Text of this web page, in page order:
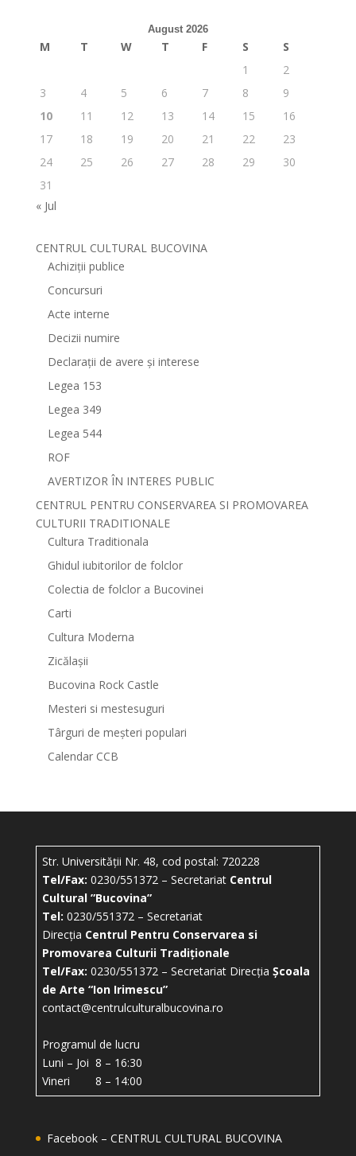
August 2026
M T W T F S
S
1
2
3
4 5 6 7 8
9
10
11 12 13 14 15
16
17
18 19 20 21 22
23
24
25 26 27 28 29
30
31
« Jul
CENTRUL CULTURAL BUCOVINA
Achiziții publice
Concursuri
Acte interne
Decizii numire
Declarații de avere și interese
Legea 153
Legea 349
Legea 544
ROF
AVERTIZOR ÎN INTERES PUBLIC
CENTRUL PENTRU CONSERVAREA SI PROMOVAREA
CULTURII TRADITIONALE
Cultura Traditionala
Ghidul iubitorilor de folclor
Colectia de folclor a Bucovinei
Carti
Cultura Moderna
Zicălașii
Bucovina Rock Castle
Mesteri si mestesuguri
Târguri de meșteri populari
Calendar CCB
Str. Universității Nr. 48, cod postal: 720228
Tel/Fax: 0230/551372 – Secretariat Centrul
Cultural ”Bucovina”
Tel: 0230/551372 – Secretariat
Direcția Centrul Pentru Conservarea si
Promovarea Culturii Tradiționale
Tel/Fax: 0230/551372 – Secretariat Direcția Școala
de Arte “Ion Irimescu”
contact@centrulculturalbucovina.ro
Programul de lucru
Luni – Joi 8 – 16:30
Vineri 8 – 14:00
Facebook – CENTRUL CULTURAL BUCOVINA